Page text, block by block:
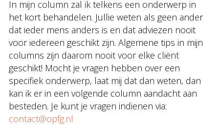
In mijn column zal ik telkens een onderwerp in
het kort behandelen. Jullie weten als geen ander
dat ieder mens anders is en dat adviezen nooit
voor iedereen geschikt zijn. Algemene tips in mijn
columns zijn daarom nooit voor elke cliënt
geschikt! Mocht je vragen hebben over een
specifiek onderwerp, laat mij dat dan weten, dan
kan ik er in een volgende column aandacht aan
besteden. Je kunt je vragen indienen via:
contact@opfg.nl